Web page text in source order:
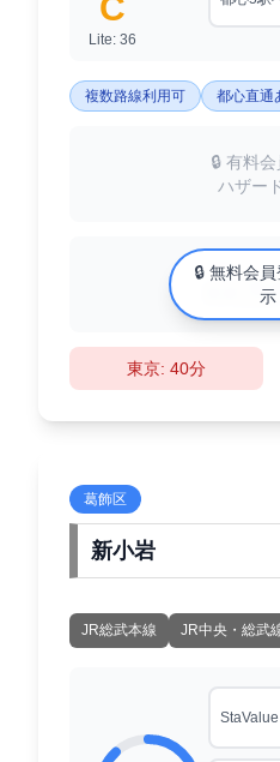
C
Lite: 36
複数路線利用可 都心直通
🔒 有料
ハザー
中古マン
XX万
🔒 無料会
示
東京: 40分
葛飾区
新小岩
JR総武本線 JR中央・総武
StaValue